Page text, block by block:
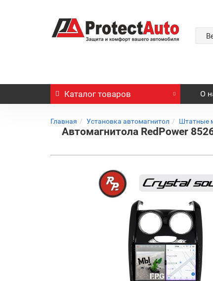
Каталог товаров О
Главная Установка автомагнитол Штатные
Автомагнитола RedPower